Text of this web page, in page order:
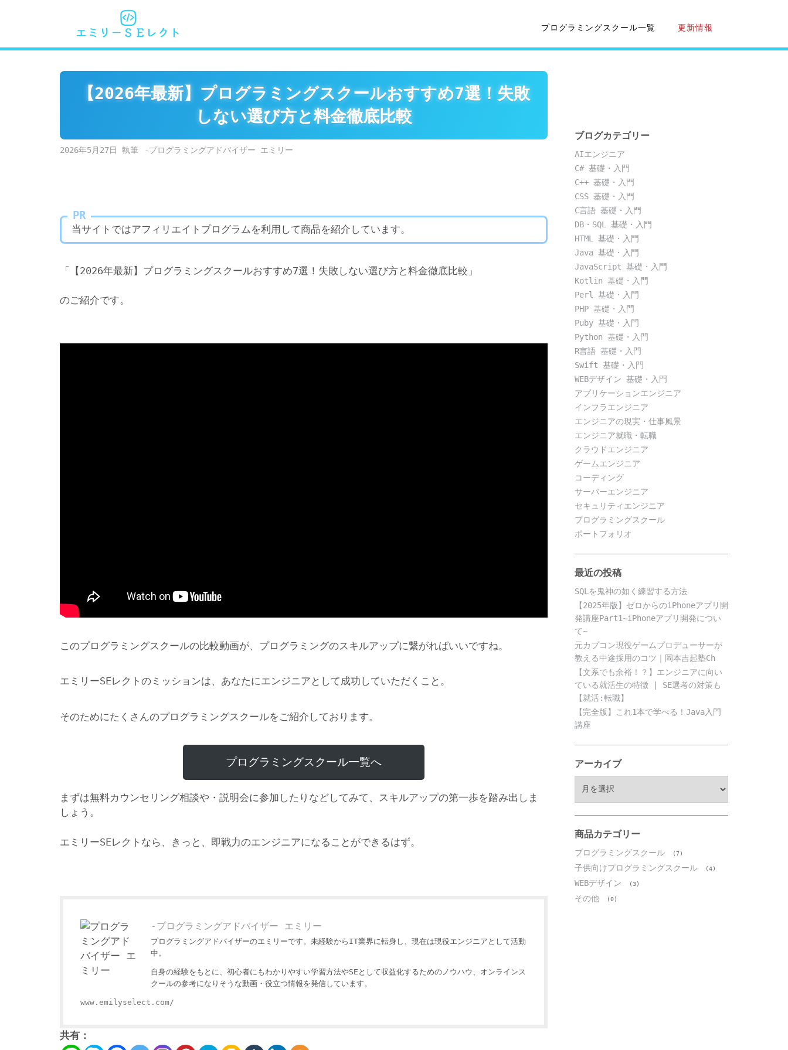
プログラミングスクール一覧 更新情報
【2026年最新】プログラミングスクールおすすめ7選！失敗
しない選び方と料金徹底比較
2026年5月27日 -プログラミングアドバイザー エミリー
PR
当サイトではアフィリエイトプログラムを利用して商品を紹介しています。
「【2026年最新】プログラミングスクールおすすめ7選！失敗しない選び方と料金徹底比較」
のご紹介です。
このプログラミングスクールの比較動画が、プログラミングのスキルアップに繋がればいいですね。
エミリーSEレクトのミッションは、あなたにエンジニアとして成功していただくこと。
そのためにたくさんのプログラミングスクールをご紹介しております。
プログラミングスクール一覧へ
まずは無料カウンセリング相談や・説明会に参加したりなどしてみて、スキルアップの第一歩を踏み出しま
しょう。
エミリーSEレクトなら、きっと、即戦力のエンジニアになることができるはず。
-プログラミングアドバイザー エミリー
プログラミングアドバイザーのエミリーです。未経験からIT業界に転身し、現在は現役エンジニアとして活動
中。
自身の経験をもとに、初心者にもわかりやすい学習方法やSEとして収益化するためのノウハウ、オンラインス
クールの参考になりそうな動画・役立つ情報を発信しています。
www.emilyselect.com/
共有：
ブログカテゴリー
AIエンジニア
C# 基礎・入門
C++ 基礎・入門
CSS 基礎・入門
C言語 基礎・入門
DB・SQL 基礎・入門
HTML 基礎・入門
Java 基礎・入門
JavaScript 基礎・入門
Kotlin 基礎・入門
Perl 基礎・入門
PHP 基礎・入門
Puby 基礎・入門
Python 基礎・入門
R言語 基礎・入門
Swift 基礎・入門
WEBデザイン 基礎・入門
アプリケーションエンジニア
インフラエンジニア
エンジニアの現実・仕事風景
エンジニア就職・転職
クラウドエンジニア
ゲームエンジニア
コーディング
サーバーエンジニア
セキュリティエンジニア
プログラミングスクール
ポートフォリオ
最近の投稿
SQLを鬼神の如く練習する方法
【2025年版】ゼロからのiPhoneアプリ開
発講座Part1~iPhoneアプリ開発につい
て~
元カプコン現役ゲームプロデューサーが
教える中途採用のコツ｜岡本吉起塾Ch
【文系でも余裕！？】エンジニアに向い
ている就活生の特徴 | SE選考の対策も
【就活:転職】
【完全版】これ1本で学べる！Java入門
講座
アーカイブ
ブ
商品カテゴリー
プログラミングスクール (7)
子供向けプログラミングスクール (4)
WEBデザイン (3)
その他 (0)